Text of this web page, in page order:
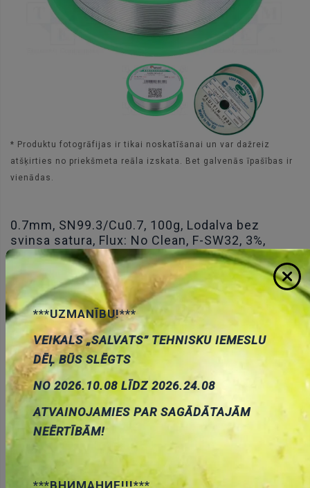
* Produktu fotogrāfijas ir tikai noskatīšanai un var dažreiz
atšķirties no priekšmeta reāla izskata. Bet galvenās īpašības ir
vienādas.
0.7mm, SN99.3/Cu0.7, 100g, Lodalva bez
svinsa satura, Flux: No Clean, F-SW32, 3%,
227°C
Cena:17.90 €
ID: 00018090 Artikuls:
SN99C-0.7/0.1
Noliktavas stāvoklis:
1
Daudzums:
Pievienot grozam
***UZMANĪBU!***
VEIKALS „SALVATS” TEHNISKU IEMESLU
DĒĻ BŪS SLĒGTS
NO 2026.10.08 LĪDZ 2026.24.08
ATVAINOJAMIES PAR SAGĀDĀTAJĀM
NEĒRTĪBĀM!
***ВНИМАНИЕ!!!***